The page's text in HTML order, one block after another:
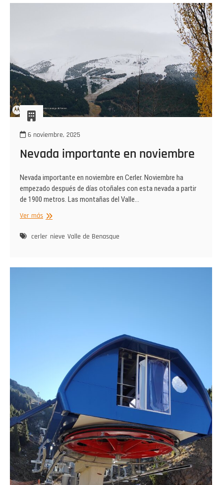
6 noviembre, 2025
Nevada importante en noviembre
Nevada importante en noviembre en Cerler. Noviembre ha
empezado después de días otoñales con esta nevada a partir
de 1900 metros. Las montañas del Valle…
Ver másNevada
en
cerler nieve Valle de Benasque